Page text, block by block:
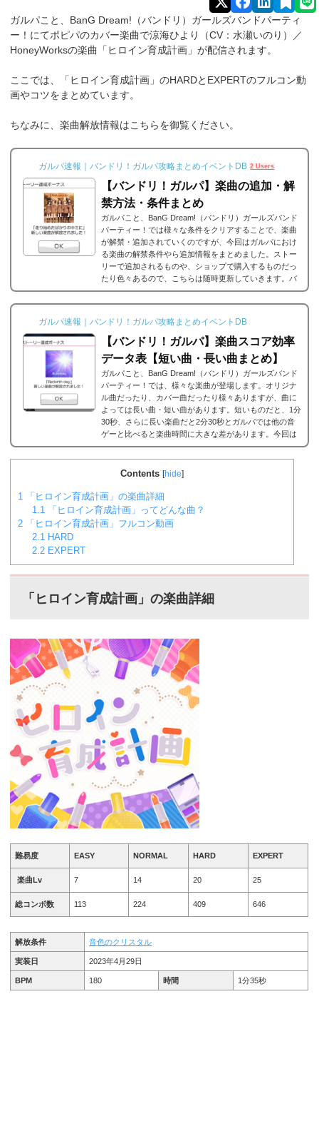
ガルパこと、BanG Dream!（バンドリ）ガールズバンドパーティ
ー！にてポピパのカバー楽曲で涼海ひより（CV：水瀬いのり）／
HoneyWorksの楽曲「ヒロイン育成計画」が配信されます。
ここでは、「ヒロイン育成計画」のHARDとEXPERTのフルコン動
画やコツをまとめています。
ちなみに、楽曲解放情報はこちらを御覧ください。
ガルパ速報｜バンドリ！ガルパ攻略まとめイベントDB 2 Users
【バンドリ！ガルパ】楽曲の追加・解
禁方法・条件まとめ
ガルパこと、BanG Dream!（バンドリ）ガールズバンド
パーティー！では様々な条件をクリアすることで、楽曲
が解禁・追加されていくのですが、今回はガルパにおけ
る楽曲の解禁条件やら追加情報をまとめました。ストー
リーで追加されるものや、ショップで購入するものだっ
たり色々あるので、こちらは随時更新していきます。バ
ンドリ/ガルパの楽曲の追加・解禁方法一覧それでは、バ
ンドリ/ガルパに於ける楽曲の追加・解禁方法一覧です。
り、いろいろな条件があると思うのですが、それぞれ...
ガルパ速報｜バンドリ！ガルパ攻略まとめイベントDB
【バンドリ！ガルパ】楽曲スコア効率
データ表【短い曲・長い曲まとめ】
ガルパこと、BanG Dream!（バンドリ）ガールズバンド
パーティー！では、様々な楽曲が登場します。オリジナ
ル曲だったり、カバー曲だったり様々ありますが、曲に
よっては長い曲・短い曲があります。短いものだと、1分
30秒、さらに長い楽曲だと2分30秒とガルパでは他の音
ゲーと比べると楽曲時間に大きな差があります。今回は
ガルパに登場する楽曲の長い曲、短い曲のまとめや、イ
ベント周回におすすめの楽曲などをまとめました。楽曲
別スコア効率表(協力ライブ) ↓別タブで見る場合はこち
Contents [hide]
1 「ヒロイン育成計画」の楽曲詳細
1.1 「ヒロイン育成計画」ってどんな曲？
2 「ヒロイン育成計画」フルコン動画
2.1 HARD
2.2 EXPERT
「ヒロイン育成計画」の楽曲詳細
難易度 EASY NORMAL HARD EXPERT
楽曲Lv 7 14 20 25
総コンボ数 113 224 409 646
解放条件 音色のクリスタル
実装日 2023年4月29日
BPM 180 時間 1分35秒